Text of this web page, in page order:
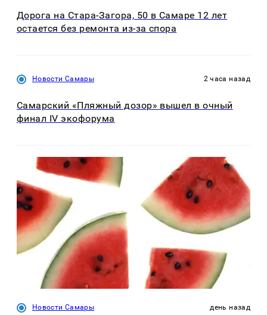
Дорога на Стара-Загора, 50 в Самаре 12 лет
остается без ремонта из-за спора
Новости Самары 2 часа назад
Самарский «Пляжный дозор» вышел в очный
финал IV экофорума
Новости Самары день назад